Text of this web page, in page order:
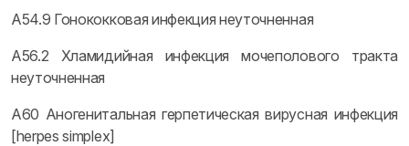
A54.9 Гонококковая инфекция неуточненная
A56.2 Хламидийная инфекция мочеполового тракта
неуточненная
A60 Аногенитальная герпетическая вирусная инфекция
[herpes simplex]